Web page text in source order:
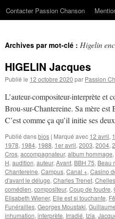
Contacter Passion Chanson
Archives par mot-clé : Higelin
HIGELIN Jacques
Publié le 12 octobre 2020 par Passion
L’auteur-compositeur-interprète et
Brou-sur-Chantereine. Sa mère est
C’est comme ça qu’il initie ses
Publié dansbios | Marqué avec 12 avril,
1978, 1984, 1988, 1er avril, 2003, 2004,
Cros, accompagnateur, album hommage,
H, audition, auteur, Avant, BBH 75, Beau
Chantereine, Campus, Canal +, Casino
d'avant le déluge, Charles Trenet, Chelles
comédien, compositeur, Coup de foudre,
Elisabeth Wiener, Elle est si touchante,
Funérailles, Georges Moustaki,
inhumation, interprète, Irradié, Izia,